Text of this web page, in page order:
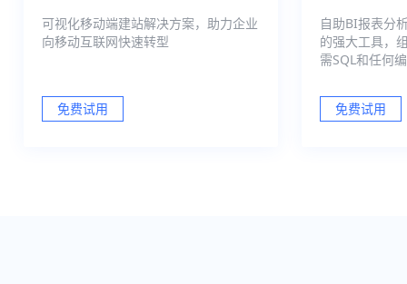
可视化移动端建站解决方案，助力企业
向移动互联网快速转型
免费试用
自助BI报表分
的强大工具，
需SQL和任何
免费试用